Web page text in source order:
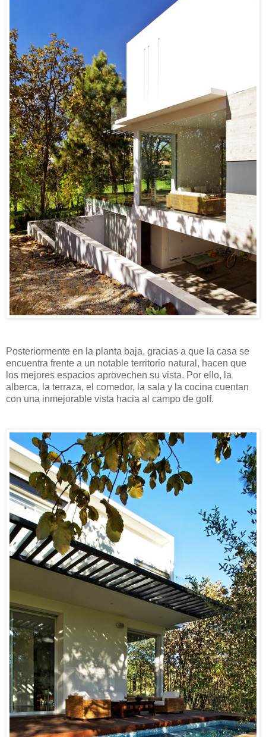
Posteriormente en la planta baja, gracias a que la casa se
encuentra frente a un notable territorio natural, hacen que
los mejores espacios aprovechen su vista. Por ello, la
alberca, la terraza, el comedor, la sala y la cocina cuentan
con una inmejorable vista hacia al campo de golf.